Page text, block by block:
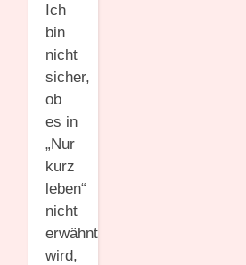
Ich
bin
nicht
sicher,
ob
es in
„Nur
kurz
leben“
nicht
erwähnt
wird,